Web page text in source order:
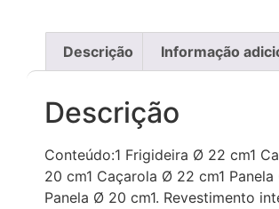
Descrição Informação
Descrição
Conteúdo:1 Frigideira Ø 22 cm1
20 cm1 Caçarola Ø 22 cm1 Panela
Panela Ø 20 cm1. Revestimento